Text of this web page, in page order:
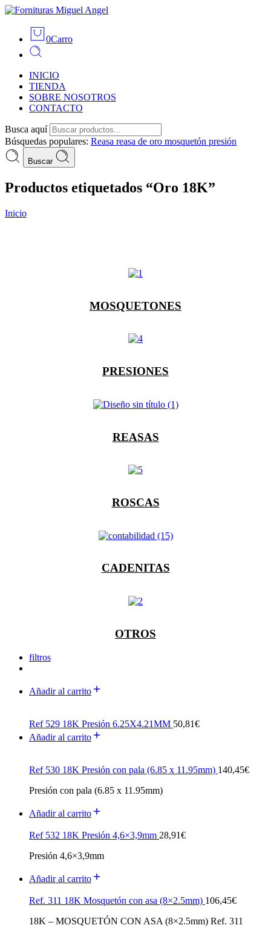
0Carro
INICIO
TIENDA
SOBRE NOSOTROS
CONTACTO
Busca aquí
Búsquedas populares: Reasa reasa de oro mosquetón presión
Buscar
Productos etiquetados “Oro 18K”
Inicio
MOSQUETONES
PRESIONES
REASAS
ROSCAS
CADENITAS
OTROS
filtros
Añadir al carrito
Ref 529 18K Presión 6.25X4.21MM 50,81€
Añadir al carrito
Ref 530 18K Presión con pala (6.85 x 11.95mm) 140,45€
Presión con pala (6.85 x 11.95mm)
Añadir al carrito
Ref 532 18K Presión 4,6×3,9mm 28,91€
Presión 4,6×3,9mm
Añadir al carrito
Ref. 311 18K Mosquetón con asa (8×2.5mm) 106,45€
18K – MOSQUETÓN CON ASA (8×2.5mm) Ref. 311